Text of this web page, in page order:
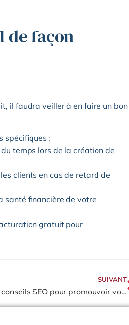
de façon
il faudra veiller à en faire un bon
spécifiques ;
temps lors de la création de
clients en cas de retard de
santé financière de votre
gratuit pour
SUIVANT
Les meilleurs conseils SEO pour promouvoir vos événements locaux d’entreprise